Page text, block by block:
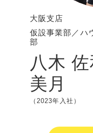
大阪支店
仮設事業部／ハ
部
八木
美月
（2023年入社）